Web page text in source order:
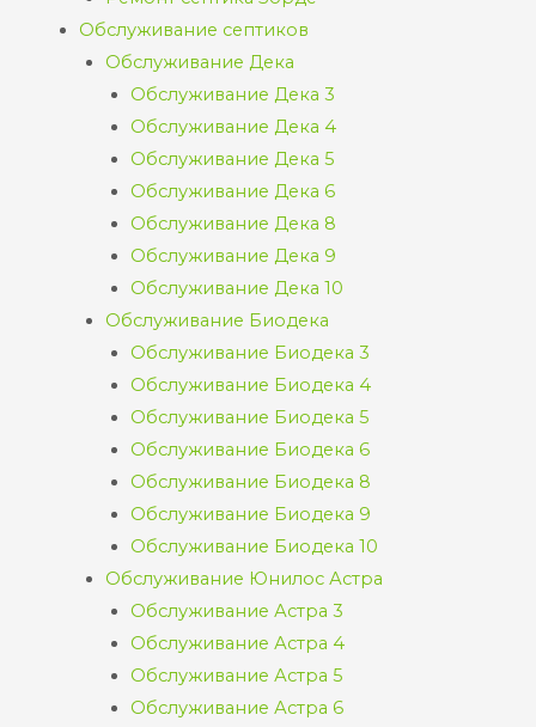
Обслуживание септиков
Обслуживание Дека
Обслуживание Дека 3
Обслуживание Дека 4
Обслуживание Дека 5
Обслуживание Дека 6
Обслуживание Дека 8
Обслуживание Дека 9
Обслуживание Дека 10
Обслуживание Биодека
Обслуживание Биодека 3
Обслуживание Биодека 4
Обслуживание Биодека 5
Обслуживание Биодека 6
Обслуживание Биодека 8
Обслуживание Биодека 9
Обслуживание Биодека 10
Обслуживание Юнилос Астра
Обслуживание Астра 3
Обслуживание Астра 4
Обслуживание Астра 5
Обслуживание Астра 6